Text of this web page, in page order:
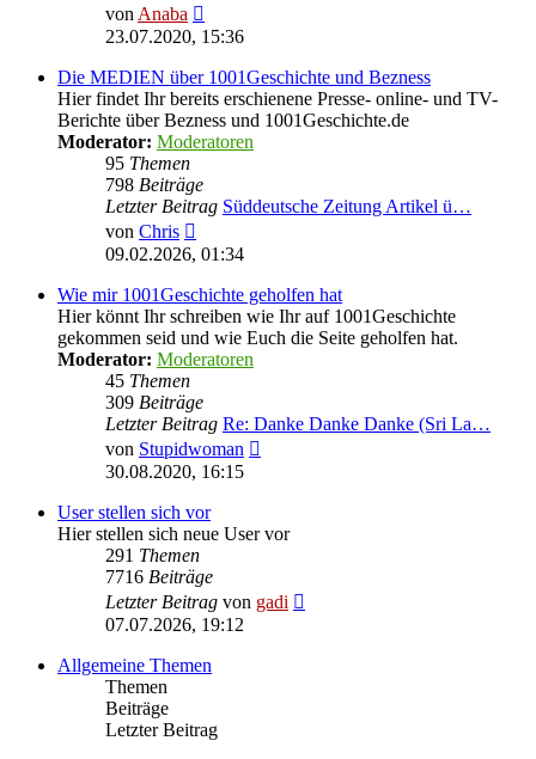
von Anaba
Beitrag
23.07.2020, 15:36
Die MEDIEN über 1001Geschichte und Bezness
Hier findet Ihr bereits erschienene Presse- online- und TV-
Berichte über Bezness und 1001Geschichte.de
Moderator: Moderatoren
95 Themen
798 Beiträge
Letzter Beitrag Süddeutsche Zeitung Artikel ü…
von Chris
Beitrag
09.02.2026, 01:34
Wie mir 1001Geschichte geholfen hat
Hier könnt Ihr schreiben wie Ihr auf 1001Geschichte
gekommen seid und wie Euch die Seite geholfen hat.
Moderator: Moderatoren
45 Themen
309 Beiträge
Letzter Beitrag Re: Danke Danke Danke (Sri La…
von Stupidwoman
30.08.2020, 16:15
User stellen sich vor
Hier stellen sich neue User vor
291 Themen
7716 Beiträge
Letzter Beitrag von gadi
07.07.2026, 19:12
Allgemeine Themen
Themen
Beiträge
Letzter Beitrag